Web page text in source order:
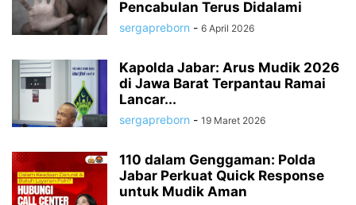
Pencabulan Terus Didalami
sergapreborn - 6 April 2026
Kapolda Jabar: Arus Mudik 2026
di Jawa Barat Terpantau Ramai
Lancar...
sergapreborn - 19 Maret 2026
110 dalam Genggaman: Polda
Jabar Perkuat Quick Response
untuk Mudik Aman